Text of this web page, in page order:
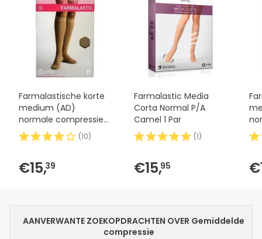
Farmalastische korte
medium (AD)
normale compressie
T-medium beige 1ud
(10)
€15,39
Farmalastic Media
Corta Normal P/A
Camel 1 Par
(1)
€15,95
1ud
AANVERWANTE ZOEKOPDRACHTEN OVER Gemiddelde
compressie